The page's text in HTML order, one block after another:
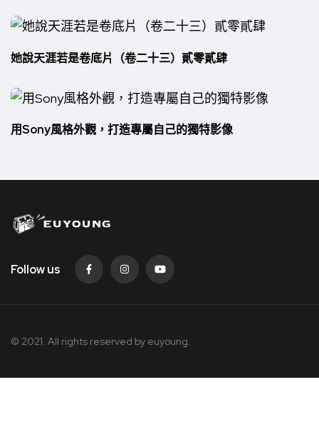
她說天涯若是卷底片（卷二十三）貳零貳肆
用Sony風格外觀，打造專屬自己的獨特影像
Follow us
© 2021. All rights reserved by euyoung.